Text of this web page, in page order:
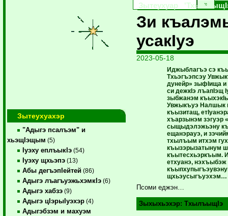
Зытеухуахэр
"Адыгэ псалъэм" и
хьэщIэщым (5)
Iуэху еплъыкIэ (54)
Iуэху щхьэпэ (13)
Абы дегъэпIейтей (86)
Адыгэ лъагъуэжьхэмкIэ (6)
Адыгэ хабзэ (9)
Адыгэ цIэрыIуэхэр (4)
Адыгэбзэм и махуэм
Зытеухуар
Зи
усакIуэ
2023-05-18
Иджыблагъэ сэ
Тхьэгъэпсэу
дунейр» зыфIища
си дежкIэ лъапIэщ
зыбжанэм
Увжыкъуэ Налшык
къызитащ,
хъарзынэм зэгуэр
сыщыдэлэжьэну
ещанэрауэ, и
тхылъым итхэм
къызэрызатынум
къытесхьэркъым.
етхуанэ, нэхъыбэж
щхьэусыгъуэхэм…
Псоми еджэн…
Зыхыхьэхэр:ТхылъыщIэ